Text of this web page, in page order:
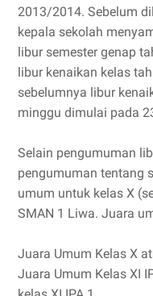
2013/2014. Sebelum
kepala sekolah
libur semester genap
libur kenaikan kelas
sebelumnya libur
minggu dimulai pada
Selain pengumuman
pengumuman tentang
umum untuk kelas X
SMAN 1 Liwa. Juara
Juara Umum Kelas X
Juara Umum Kelas XI